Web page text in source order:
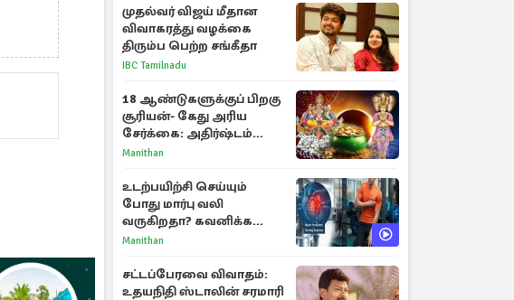
முதல்வர் விஜய் மீதான
விவாகரத்து வழக்கை
திரும்ப பெற்ற சங்கீதா
IBC Tamilnadu
18 ஆண்டுகளுக்குப் பிறகு
சூரியன்- கேது அரிய
சேர்க்கை: அதிர்ஷ்டம்
பெறும் 3 ராசிகள்!
Manithan
உடற்பயிற்சி செய்யும்
போது மார்பு வலி
வருகிறதா? கவனிக்க
வேண்டிய எச்சரிக்கை
Manithan
சட்டப்பேரவை விவாதம்:
உதயநிதி ஸ்டாலின் சரமாரி